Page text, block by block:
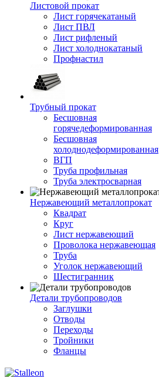
Листовой прокат
Лист горячекатаный
Лист ПВЛ
Лист рифленый
Лист холоднокатаный
Профнастил
Трубный прокат
Бесшовная
горячедеформированная
Бесшовная
холоднодеформированная
ВГП
Труба профильная
Труба электросварная
Нержавеющий металлопрокат
Квадрат
Круг
Лист нержавеющий
Проволока нержавеющая
Труба
Уголок нержавеющий
Шестигранник
Детали трубопроводов
Заглушки
Отводы
Переходы
Тройники
Фланцы